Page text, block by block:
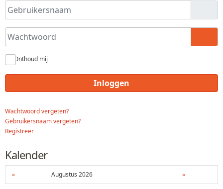
Gebruikersnaam
Wachtwoord
Onthoud mij
Inloggen
Wachtwoord vergeten?
Gebruikersnaam vergeten?
Registreer
Kalender
« Augustus 2026 »